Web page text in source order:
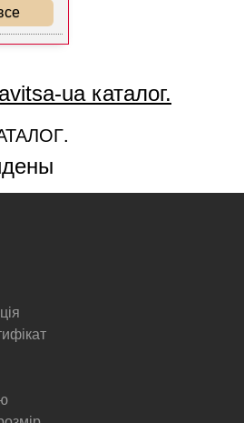
ua каталог.